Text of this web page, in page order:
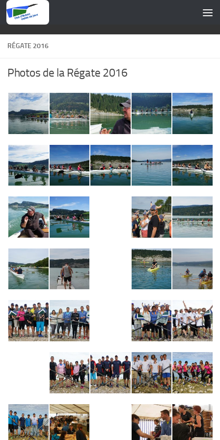
Skip to content
RÉGATE 2016
Photos de la Régate 2016